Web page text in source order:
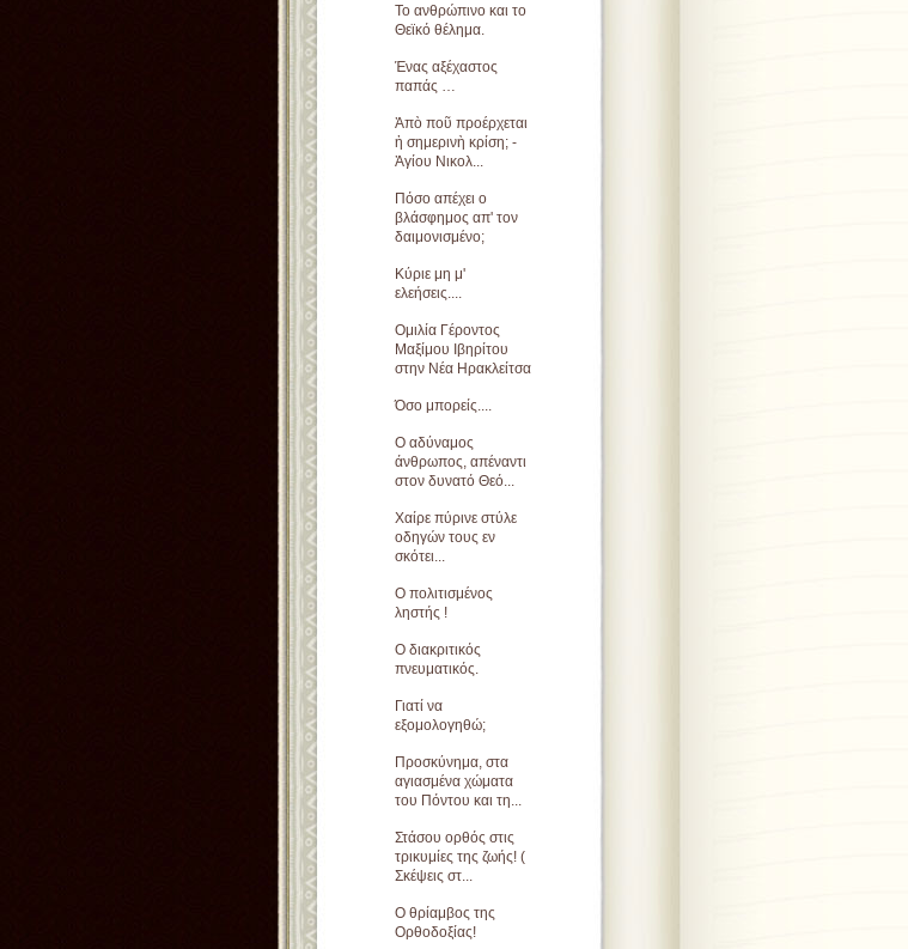
Το ανθρώπινο και το
Θεϊκό θέλημα.
Ένας αξέχαστος
παπάς …
Ἀπὸ ποῦ προέρχεται
ἡ σημερινὴ κρίση; -
Ἁγίου Νικολ...
Πόσο απέχει ο
βλάσφημος απ' τον
δαιμονισμένο;
Κύριε μη μ'
ελεήσεις....
Ομιλία Γέροντος
Μαξίμου Ιβηρίτου
στην Νέα Ηρακλείτσα
Όσο μπορείς....
Ο αδύναμος
άνθρωπος, απέναντι
στον δυνατό Θεό...
Χαίρε πύρινε στύλε
οδηγών τους εν
σκότει...
Ο πολιτισμένος
ληστής !
Ο διακριτικός
πνευματικός.
Γιατί να
εξομολογηθώ;
Προσκύνημα, στα
αγιασμένα χώματα
του Πόντου και τη...
Στάσου ορθός στις
τρικυμίες της ζωής! (
Σκέψεις στ...
Ο θρίαμβος της
Ορθοδοξίας!